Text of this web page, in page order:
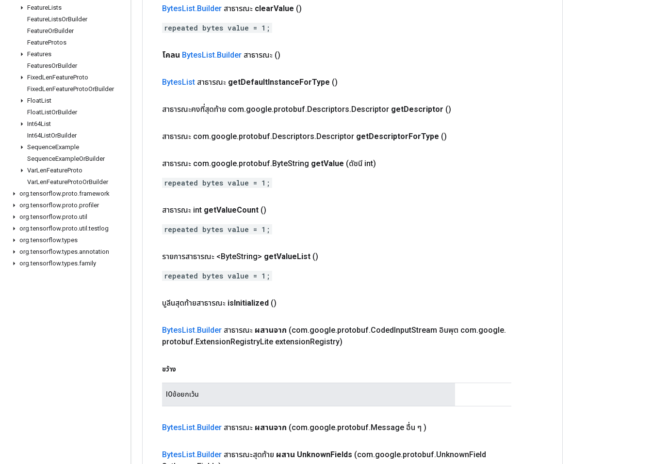
FeatureLists
FeatureListsOrBuilder
FeatureOrBuilder
FeatureProtos
Features
FeaturesOrBuilder
FixedLenFeatureProto
FixedLenFeatureProtoOrBuilder
FloatList
FloatListOrBuilder
Int64List
Int64ListOrBuilder
SequenceExample
SequenceExampleOrBuilder
VarLenFeatureProto
VarLenFeatureProtoOrBuilder
org.tensorflow.proto.framework
org.tensorflow.proto.profiler
org.tensorflow.proto.util
org.tensorflow.proto.util .testlog
org.tensorflow.types
org.tensorflow.types.annotation
org.tensorflow.types.family
BytesList.Builder สาธารณะ clearValue ()
repeated bytes value = 1;
โคลน BytesList.Builder สาธารณะ ()
BytesList สาธารณะ getDefaultInstanceForType ()
สาธารณะคงที่สุดท้าย com.google.protobuf.Descriptors.Descriptor getDescriptor ()
สาธารณะ com.google.protobuf.Descriptors.Descriptor getDescriptorForType ()
สาธารณะ com.google.protobuf.ByteString getValue (ดัชนี int)
repeated bytes value = 1;
สาธารณะ int getValueCount ()
repeated bytes value = 1;
รายการสาธารณะ <ByteString> getValueList ()
repeated bytes value = 1;
บูลีนสุดท้ายสาธารณะ isInitialized ()
BytesList.Builder สาธารณะ ผสานจาก (com.google.protobuf.CodedInputStream อินพุต com.google.
protobuf.ExtensionRegistryLite extensionRegistry)
ขว้าง
IOข้อยกเว้น
BytesList.Builder สาธารณะ ผสานจาก (com.google.protobuf.Message อื่น ๆ )
BytesList.Builder สาธารณะสุดท้าย ผสาน UnknownFields (com.google.protobuf.UnknownField